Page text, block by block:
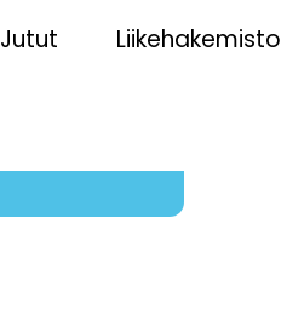
Jutut Liikehakemisto